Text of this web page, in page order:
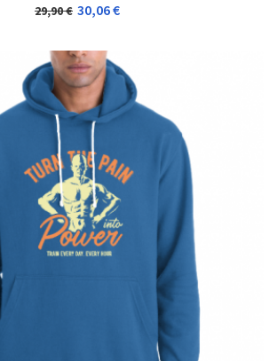
29,90 € 30,06 €